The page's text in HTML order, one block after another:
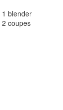
1 blender
2 coupes